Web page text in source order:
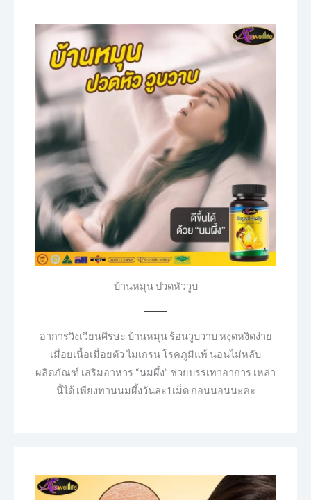
บ้านหมุน ปวดหัววูบ
อาการวิงเวียนศีรษะ บ้านหมุน ร้อนวูบวาบ หงุดหงิดง่าย
เมื่อยเนื้อเมื่อยตัว ไมเกรน โรคภูมิแพ้ นอนไม่หลับ
ผลิตภัณฑ์ เสริมอาหาร “นมผึ้ง” ช่วยบรรเทาอาการ เหล่า
นี้ได้ เพียงทานนมผึ้งวันละ1เม็ด ก่อนนอนนะคะ